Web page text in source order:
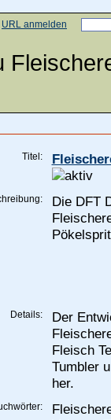
URL anmelden
Titel:
Die DFT
Details:
Der
Fleisch
Tumbler
her.